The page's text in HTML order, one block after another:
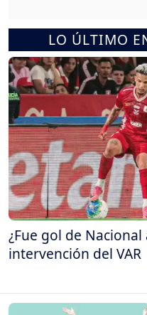
LO ÚLTIMO
¿Fue gol de
intervención del VAR